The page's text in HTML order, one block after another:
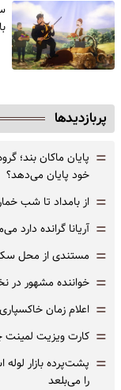
پربازدیدها
= پایان ماکان بند؛
خود پایان می‌دهد؟
= از بامداد تا شب خمار
= آریانا گرانده دارد
= مستندی از محل
= خواننده مشهور
= اعلام زمان
= کارت ویزیت
=
را می‌بلعد